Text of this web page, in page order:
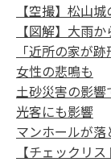
【空撮】松山
【図解】大雨
「近所の家が
女性の悲鳴も
土砂災害の影
光客にも影響
マンホールが
【チェックリ